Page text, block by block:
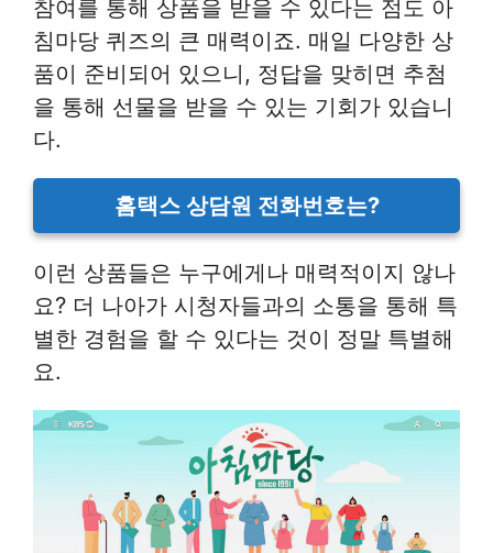
참여를 통해 상품을 받을 수 있다는 점도 아
침마당 퀴즈의 큰 매력이죠. 매일 다양한 상
품이 준비되어 있으니, 정답을 맞히면 추첨
을 통해 선물을 받을 수 있는 기회가 있습니
다.
홈택스 상담원 전화번호는?
이런 상품들은 누구에게나 매력적이지 않나
요? 더 나아가 시청자들과의 소통을 통해 특
별한 경험을 할 수 있다는 것이 정말 특별해
요.